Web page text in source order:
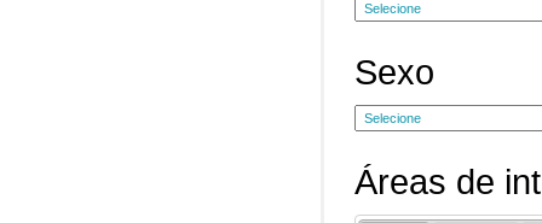
Sexo
Áreas de